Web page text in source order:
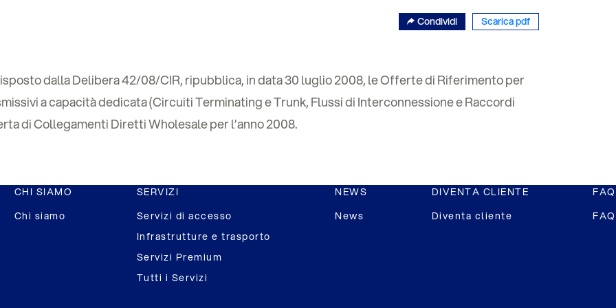
Condividi Scarica pdf
dalla Delibera 42/08/CIR, ripubblica, in data 30 luglio 2008, le Offerte di Riferimento per
a capacità dedicata (Circuiti Terminating e Trunk, Flussi di Interconnessione e Raccordi
di Collegamenti Diretti Wholesale per l’anno 2008.
CHI SIAMO
Chi siamo
SERVIZI
Servizi di accesso
Infrastrutture e trasporto
Servizi Premium
Tutti i Servizi
NEWS
News
DIVENTA CLIENTE
Diventa cliente
FAQ
FAQ